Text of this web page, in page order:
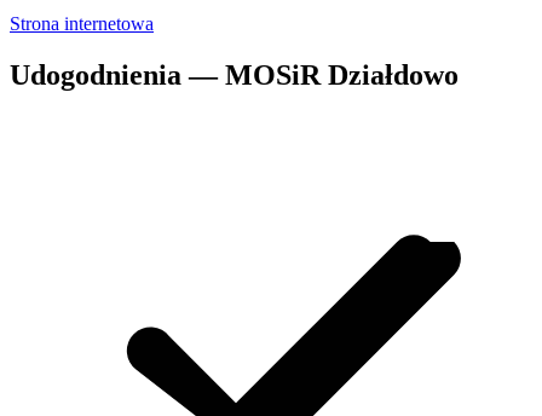
Strona internetowa
Udogodnienia — MOSiR Działdowo